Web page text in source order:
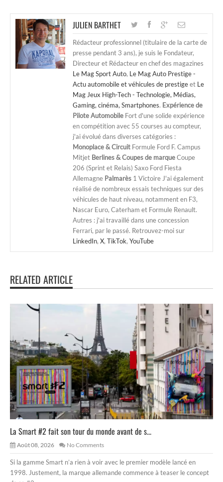
JULIEN BARTHET
Rédacteur professionnel (titulaire de la carte de
presse pendant 3 ans), je suis le Fondateur,
Directeur et Rédacteur en chef des magazines
Le Mag Sport Auto, Le Mag Auto Prestige -
Actu automobile et véhicules de prestigeet Le
Mag Jeux High-Tech - Technologie, Médias,
Gaming, cinéma, Smartphones. Expérience de
Pilote Automobile Fort d'une solide expérience
en compétition avec 55 courses au compteur,
j'ai évolué dans diverses catégories :
Monoplace & Circuit Formule Ford F. Campus
Mitjet Berlines & Coupes de marqueCoupe
206 (Sprint et Relais) Saxo Ford Fiesta
Allemagne Palmarès 1 Victoire J'ai également
réalisé de nombreux essais techniques sur des
véhicules de haut niveau, notamment en F3,
Nascar Euro, Caterham et Formule Renault.
Autres : j'ai travaillé dans une concession
Ferrari, par le passé. Retrouvez-moi sur
LinkedIn, X, TikTok, YouTube
RELATED ARTICLE
La Smart #2 fait son tour du monde avant de s...
Août 08, 2026 No Comments
Si la gamme Smart n’a rien à voir avec le premier modèle lancé en
1998. Justement, la marque allemande commence à teaser le concept